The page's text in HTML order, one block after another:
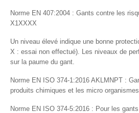
Norme EN 407:2004 : Gants contre les
X1XXXX
Un niveau élevé indique une bonne
X : essai non effectué) . Les niveaux de
sur la paume du gant.
Norme EN ISO 374-1:2016 AKLMNPT :
produits chimiques et les micro organismes
Norme EN ISO 374-5:2016 : Pour les